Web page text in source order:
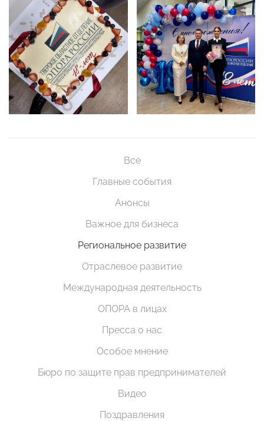
Все
Главные события
Анонсы
Важное для бизнеса
Региональное развитие
Отраслевое развитие
Международная деятельность
ОПОРА в лицах
Пресса о нас
Особое мнение
Бюро по защите прав предпринимателей
Видео
Поздравления